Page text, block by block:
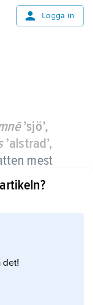
Logga in
’sjö’,
’alstrad’,
mest
i sjöar
det!